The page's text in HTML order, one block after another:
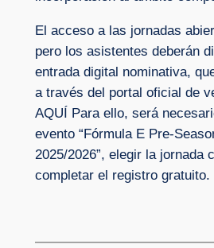
El acceso a las jornadas
pero los asistentes deberán
entrada digital nominativa,
a través del portal oficial de
AQUÍ Para ello, será
evento “Fórmula E Pre-
2025/2026”, elegir la jornada
completar el registro gratuito.